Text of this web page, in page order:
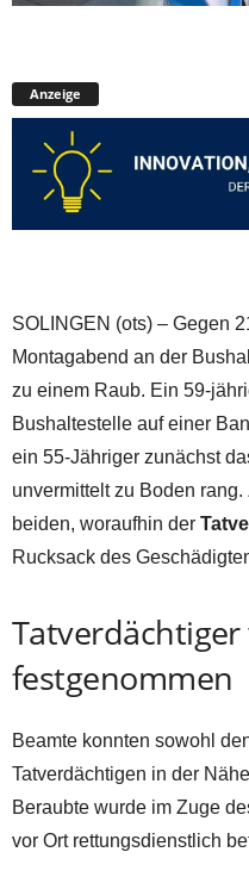
Anzeige
SOLINGEN (ots) – Gegen
Montagabend an der
zu einem Raub. Ein 59-
Bushaltestelle auf einer
ein 55-Jähriger zunächst
unvermittelt zu Boden
beiden, woraufhin der
Rucksack des
festgenommen
Beamte konnten sowohl
Tatverdächtigen in der
Beraubte wurde im Zuge
vor Ort rettungsdienstlich